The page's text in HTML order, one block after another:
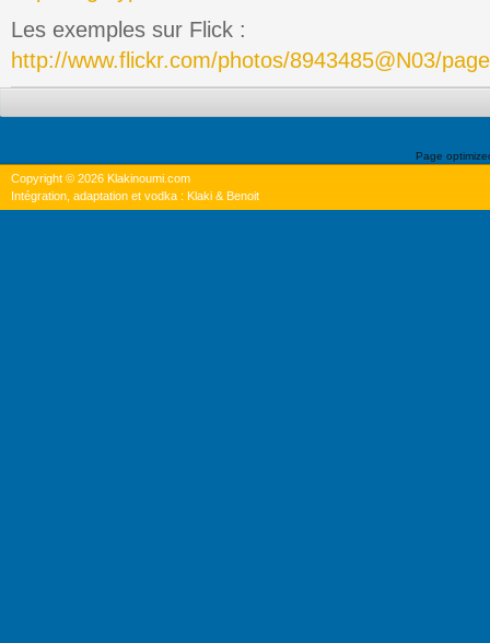
Les exemples sur Flick :
http://www.flickr.com/photos/8943485@N03/
Page
Copyright © 2026 Klakinoumi.com
Intégration, adaptation et vodka : Klaki & Benoit